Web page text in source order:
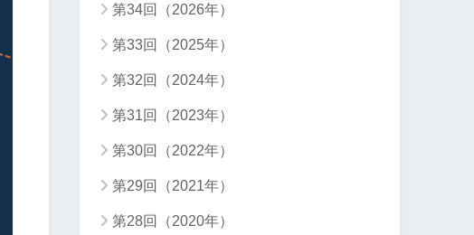
第34回（2026年）
第33回（2025年）
第32回（2024年）
第31回（2023年）
第30回（2022年）
第29回（2021年）
第28回（2020年）